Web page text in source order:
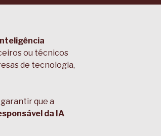
ou técnicos
de tecnologia,
que a
da IA